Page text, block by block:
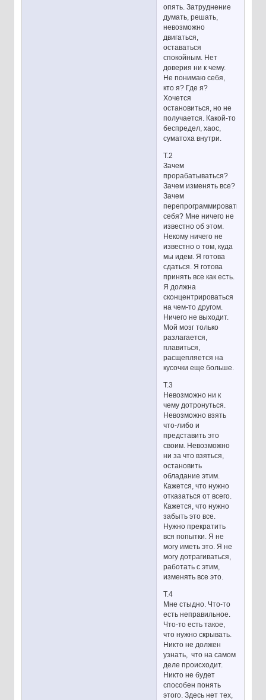
опять. Затруднение
думать, решать,
невозможно
двигаться,
оставаться
спокойным. Нет
доверия ни к чему.
Не понимаю себя,
кто я? Где я?
Хочется
остановиться, но не
получается. Какой-то
беспредел, хаос,
суматоха внутри.
Т.2
Зачем
прорабатываться?
Зачем изменять все?
Зачем
перепрограммировать
себя? Мне ничего не
известно об этом.
Некому ничего не
известно о том, куда
мы идем. Я готова
сдаться. Я готова
принять все как есть.
Я должна
сконцентрироваться
на чем-то другом.
Ничего не выходит.
Мой мозг только
разлагается,
плавиться,
расщепляется на
кусочки еще больше.
Т.3
Невозможно ни к
чему дотронуться.
Невозможно взять
что-либо и
представить это
своим. Невозможно
ни за что взяться,
остановить
обладание этим.
Кажется, что нужно
отказаться от всего.
Кажется, что нужно
забыть это все.
Нужно прекратить
вся попытки. Я не
могу иметь это. Я не
могу дотрагиваться,
работать с этим,
изменять все это.
Т.4
Мне стыдно. Что-то
есть неправильное.
Что-то есть такое,
что нужно скрывать.
Никто не должен
узнать, что на самом
деле происходит.
Никто не будет
способен понять
этого. Здесь нет тех,